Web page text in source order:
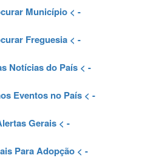
Município< -
Freguesia< -
Notícias do País < -
Eventos no País < -
Gerais < -
Para Adopção < -